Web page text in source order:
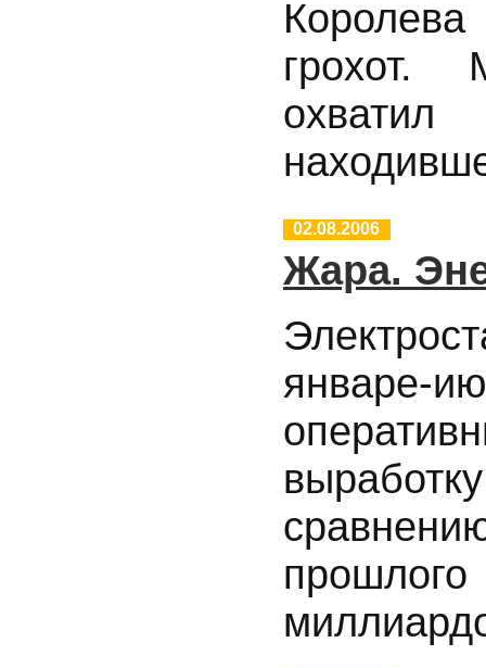
грохот.
02.08.2006
Жара.